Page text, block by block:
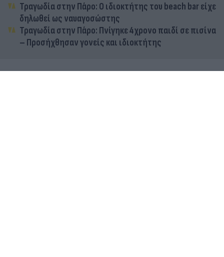
Τραγωδία στην Πάρο: Ο ιδιοκτήτης του beach bar είχε
δηλωθεί ως ναυαγοσώστης
Τραγωδία στην Πάρο: Πνίγηκε 4χρονο παιδί σε πισίνα
– Προσήχθησαν γονείς και ιδιοκτήτης